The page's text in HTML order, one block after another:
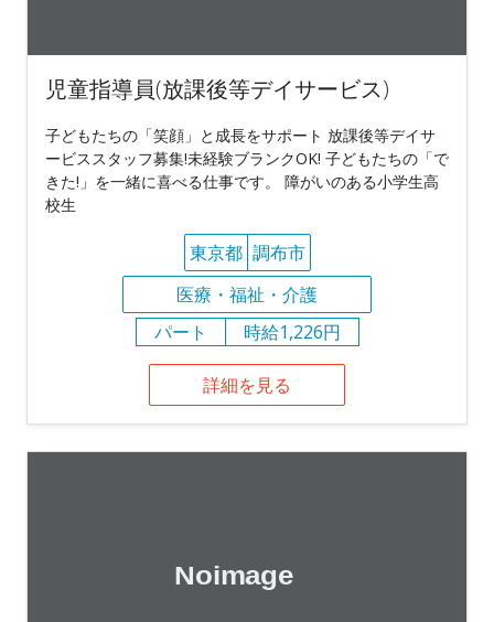
児童指導員(放課後等デイサービス)
子どもたちの「笑顔」と成長をサポート 放課後等デイサ
ービススタッフ募集!未経験ブランクOK! 子どもたちの「で
きた!」を一緒に喜べる仕事です。 障がいのある小学生高
校生
東京都 調布市
医療・福祉・介護
パート
時給1,226円
詳細を見る